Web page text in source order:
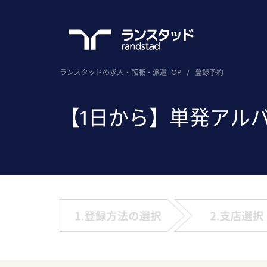
ランスタッドの求人・転職・派遣TOP / 登録予約
【1日から】単発アル